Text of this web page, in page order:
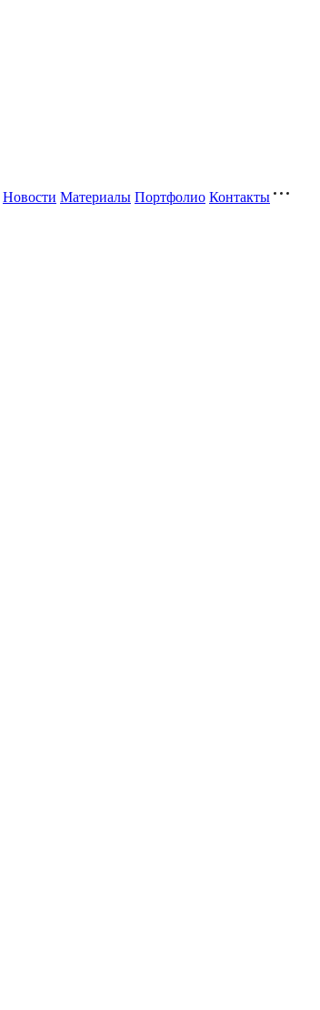
Новости Материалы Портфолио Контакты